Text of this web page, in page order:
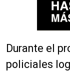
Durante el
policiales